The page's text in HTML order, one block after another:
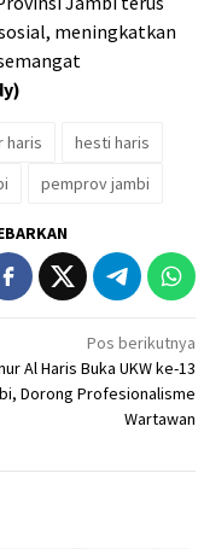
meningkatkan
haris
hesti haris
pemprov jambi
Pos berikutnya
Al Haris Buka UKW ke-13
Dorong Profesionalisme
Wartawan